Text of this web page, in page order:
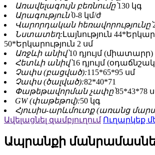
Առավելագույն բեռնումը՝130 կգ
Արագություն՝0-8 կմ/ժ
Վարորդական հեռավորությունը՝
Նստատեղ:Լայնություն
50*Երկարություն 2 սմ
Առջևի անիվ՝10 դյույմ (միատարր)
Հետևի անիվ՝16 դյույմ
Չափս (բացված):115*65*95 սմ
Չափս (ծալված):82*40*71
Փաթեթավորման չափը՝85*43*78
GW (փաթեթով):50 կգ
Հյուսիս-արևմուտք (առանց
Ավելացնել զամբյուղում Ուղարկեք
Ապրանքի